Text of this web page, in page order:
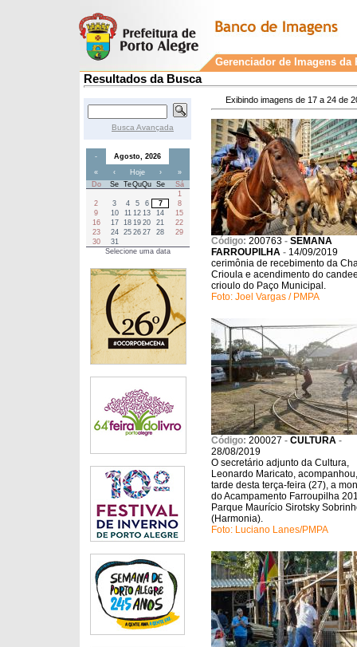
Gerenciador de Imagens da
Resultados da Busca
Exibindo imagens de 17 a 24 de
Código: 200763 - SEMANA
FARROUPILHA - 14/09/2019
cerimônia de recebimento da
Crioula e acendimento do
crioulo do Paço Municipal.
Foto: Joel Vargas / PMPA
Código: 200027 - CULTURA -
28/08/2019
O secretário adjunto da Cultura,
Leonardo Maricato,
tarde desta terça-feira (27), a
do Acampamento Farroupilha
Parque Maurício Sirotsky
(Harmonia).
Foto: Luciano Lanes/PMPA
Busca Avançada
-
Agosto, 2026
«
‹ Hoje ›
»
Do
Se TeQuQu Se
Sá
1
2
3 4 5 6 7
8
9
10 11 12 13 14
15
16
17 18 19 20 21
22
23
24 25 26 27 28
29
30
31
Selecione uma data